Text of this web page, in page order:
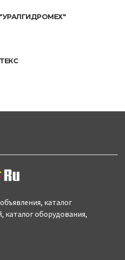
каталог
каталог оборудования,